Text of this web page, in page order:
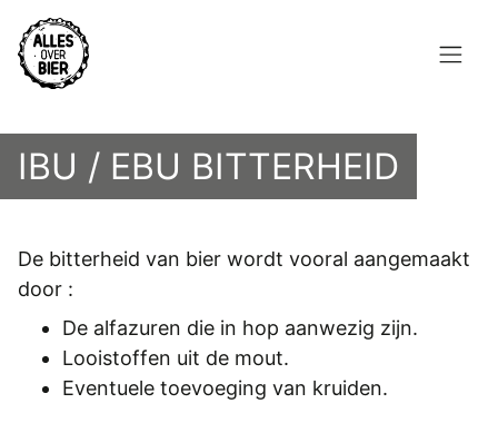
Overslaan
en
naar
gaan
HOME
AGENDA
CONTACT
IBU / EBU BITTERHEID
De bitterheid van bier wordt vooral aangemaakt
door :
De alfazuren die in hop aanwezig zijn.
Looistoffen uit de mout.
Eventuele toevoeging van kruiden.